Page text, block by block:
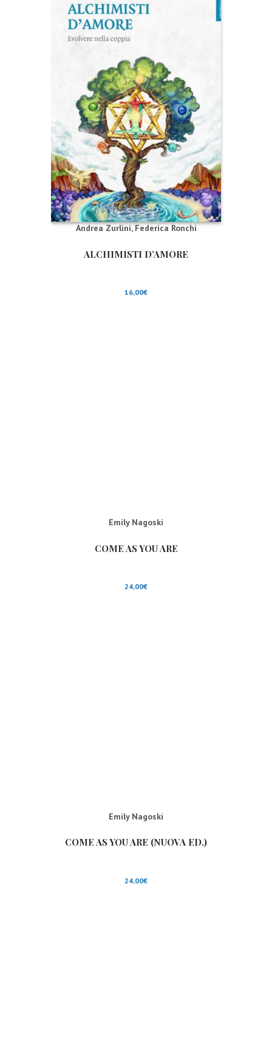
Andrea Zurlini,Federica Ronchi
ALCHIMISTI D’AMORE
16,00€
Emily Nagoski
COME AS YOU ARE
24,00€
Emily Nagoski
COME AS YOU ARE (NUOVA ED.)
24,00€